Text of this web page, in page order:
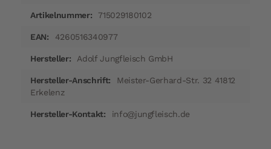
715029180102
4260516340977
Adolf Jungfleisch GmbH
Meister-Gerhard-Str. 32 41812
Erkelenz
info@jungfleisch.de